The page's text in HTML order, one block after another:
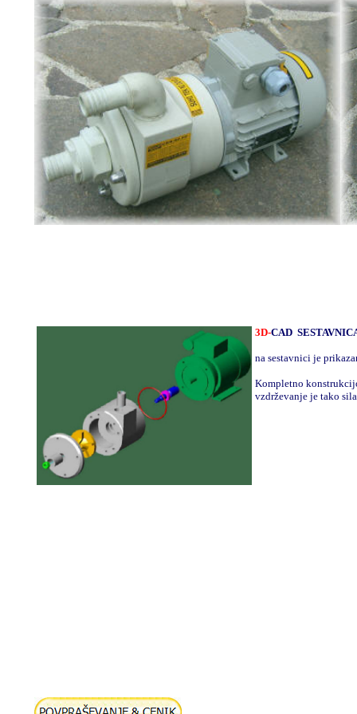
3D-CAD
na sestavnici je
Kompletno
vzdrževanje je tako